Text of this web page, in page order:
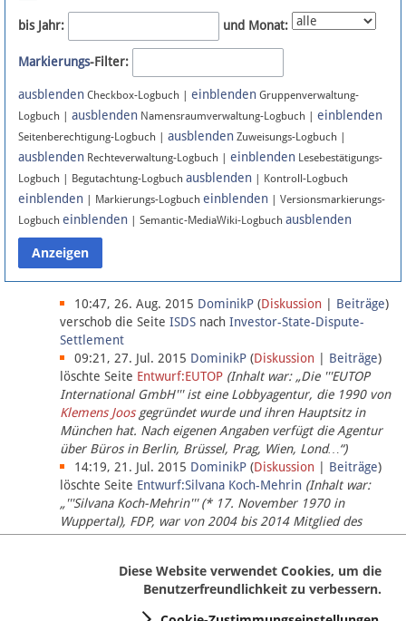
Newsletter
Bluesky
Facebook
Instagram
Anmelden
Datenschutz
Über Lobbypedia
Impressum
bis Jahr: und Monat:
Markierungs-Filter:
ausblenden Checkbox-Logbuch | einblenden Gruppenverwaltung-
Logbuch | ausblenden Namensraumverwaltung-Logbuch | einblenden
Seitenberechtigung-Logbuch | ausblenden Zuweisungs-Logbuch |
ausblenden Rechteverwaltung-Logbuch | einblenden Lesebestätigungs-
Logbuch | Begutachtung-Logbuch ausblenden | Kontroll-Logbuch
einblenden | Markierungs-Logbuch einblenden | Versionsmarkierungs-
Logbuch einblenden | Semantic-MediaWiki-Logbuch ausblenden
10:47, 26. Aug. 2015 DominikP (Diskussion Beiträge)
verschob die Seite ISDS nach Investor-State-Dispute-
Settlement
09:21, 27. Jul. 2015 DominikP (Diskussion Beiträge)
löschte Seite Entwurf:EUTOP (Inhalt war: „Die '''EUTOP
International GmbH''' ist eine Lobbyagentur, die 1990 von
Klemens Joosgegründet wurde und ihren Hauptsitz in
München hat. Nach eigenen Angaben verfügt die Agentur
über Büros in Berlin, Brüssel, Prag, Wien, Lond…“)
14:19, 21. Jul. 2015 DominikP (Diskussion Beiträge)
löschte Seite Entwurf:Silvana Koch-Mehrin (Inhalt war:
„'''Silvana Koch-Mehrin''' (* 17. November 1970 in
Wuppertal), FDP, war von 2004 bis 2014 Mitglied des
Europäischen Parlaments, seit November 2014 ist sie für
Diese Website verwendet Cookies, um die
Benutzerfreundlichkeit zu verbessern.